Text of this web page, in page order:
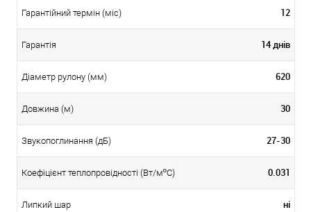
Гарантійний термін (міс) 12
Гарантія 14 днів
Діаметр рулону (мм) 620
Довжина (м) 30
Звукопоглинання (дБ) 27-30
Коефіцієнт теплопровідності (Вт/мºС) 0.031
Липкий шар ні